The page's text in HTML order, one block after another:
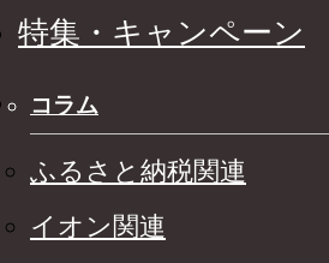
特集・キャンペーン
コラム
ふるさと納税関連
イオン関連